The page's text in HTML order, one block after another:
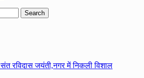
रविदास जयंती,नगर में निकली विशाल